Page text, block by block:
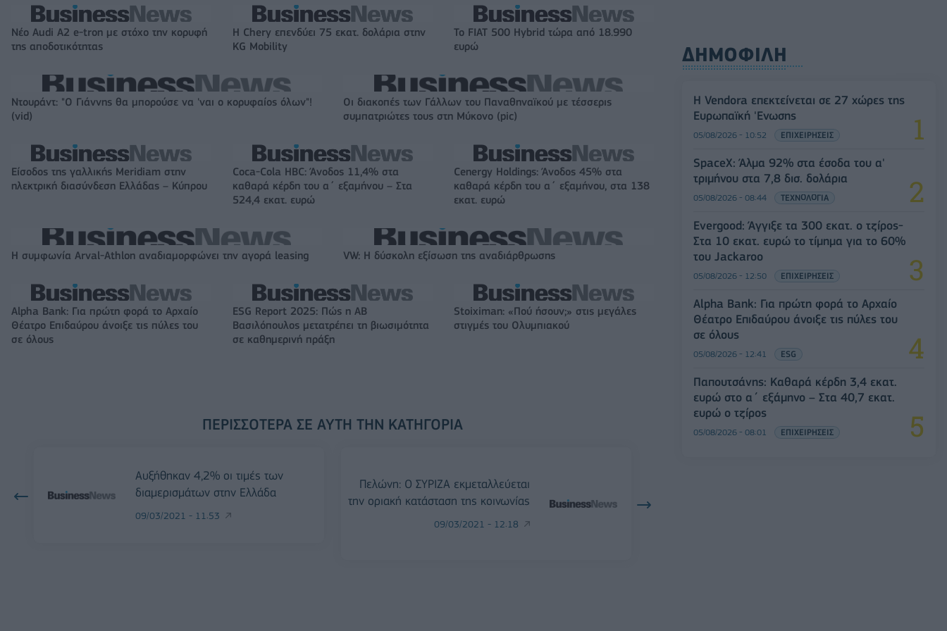
Νέο Audi A2 e-tron με στόχο την κορυφή
της αποδοτικότητας
Η Chery επενδύει 75 εκατ. δολάρια στην
KG Mobility
Το FIAT 500 Hybrid τώρα από 18.990
ευρώ
Ντουράντ: "Ο Γιάννης θα μπορούσε να 'ναι ο κορυφαίος όλων"!
(vid)
Οι διακοπές των Γάλλων του Παναθηναϊκού με τέσσερις
συμπατριώτες τους στη Μύκονο (pic)
Είσοδος της γαλλικής Meridiam στην
ηλεκτρική διασύνδεση Ελλάδας – Κύπρου
Coca-Cola HBC: Άνοδος 11,4% στα
καθαρά κέρδη του α΄ εξαμήνου – Στα
524,4 εκατ. ευρώ
Cenergy Holdings: Άνοδος 45% στα
καθαρά κέρδη του α΄ εξαμήνου, στα 138
εκατ. ευρώ
Η συμφωνία Arval-Athlon αναδιαμορφώνει την αγορά leasing VW: Η δύσκολη εξίσωση της αναδιάρθρωσης
Alpha Bank: Για πρώτη φορά το Αρχαίο
Θέατρο Επιδαύρου άνοιξε τις πύλες του
σε όλους
ESG Report 2025: Πώς η ΑΒ
Βασιλόπουλος μετατρέπει τη βιωσιμότητα
σε καθημερινή πράξη
Stoiximan: «Πού ήσουν;» στις μεγάλες
στιγμές του Ολυμπιακού
ΠΕΡΙΣΣΌΤΕΡΑ ΣΕ ΑΥΤΉ ΤΗΝ ΚΑΤΗΓΟΡΊΑ
Αυξήθηκαν 4,2% οι τιμές των
διαμερισμάτων στην Ελλάδα
09/03/2021 - 11:53
Πελώνη: Ο ΣΥΡΙΖΑ εκμεταλλεύεται
την οριακή κατάσταση της κοινωνίας
09/03/2021 - 12:18
ΔΗΜΟΦΙΛΗ
Η Vendora επεκτείνεται σε 27 χώρες της
Ευρωπαϊκή 'Ενωσης
05/08/2026 - 10:52 ΕΠΙΧΕΙΡΗΣΕΙΣ
SpaceX: Άλμα 92% στα έσοδα του α'
τριμήνου στα 7,8 δισ. δολάρια
05/08/2026 - 08:44 ΤΕΧΝΟΛΟΓΙΑ
Evergood: Άγγιξε τα 300 εκατ. ο τζίρος-
Στα 10 εκατ. ευρώ το τίμημα για το 60%
του Jackaroo
05/08/2026 - 12:50 ΕΠΙΧΕΙΡΗΣΕΙΣ
Alpha Bank: Για πρώτη φορά το Αρχαίο
Θέατρο Επιδαύρου άνοιξε τις πύλες του
σε όλους
05/08/2026 - 12:41 ESG
Παπουτσάνης: Καθαρά κέρδη 3,4 εκατ.
ευρώ στο α΄ εξάμηνο – Στα 40,7 εκατ.
ευρώ ο τζίρος
05/08/2026 - 08:01 ΕΠΙΧΕΙΡΗΣΕΙΣ